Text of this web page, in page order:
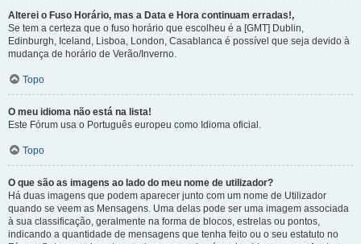
Alterei o Fuso Horário, mas a Data e Hora continuam erradas!,
Se tem a certeza que o fuso horário que escolheu é a [GMT] Dublin,
Edinburgh, Iceland, Lisboa, London, Casablanca é possível que seja devido à
mudança de horário de Verão/Inverno.
Topo
O meu idioma não está na lista!
Este Fórum usa o Português europeu como Idioma oficial.
Topo
O que são as imagens ao lado do meu nome de utilizador?
Há duas imagens que podem aparecer junto com um nome de Utilizador
quando se veem as Mensagens. Uma delas pode ser uma imagem associada
à sua classificação, geralmente na forma de blocos, estrelas ou pontos,
indicando a quantidade de mensagens que tenha feito ou o seu estatuto no